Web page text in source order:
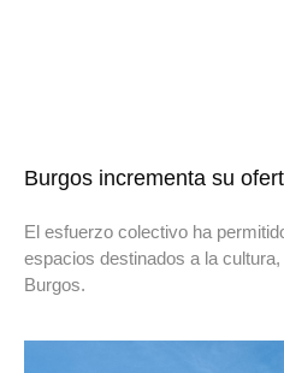
Burgos incrementa su
El esfuerzo colectivo ha
espacios destinados a la
Burgos.